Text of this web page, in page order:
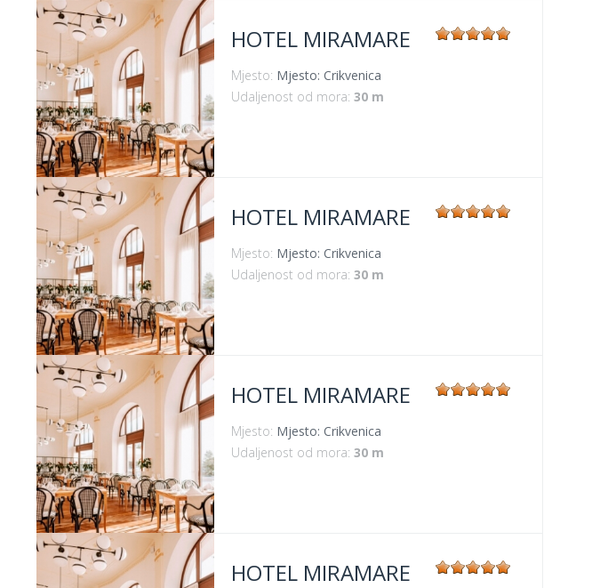
HOTEL MIRAMARE
Mjesto: Mjesto: Crikvenica
Udaljenost od mora: 30 m
HOTEL MIRAMARE
Mjesto: Mjesto: Crikvenica
Udaljenost od mora: 30 m
HOTEL MIRAMARE
Mjesto: Mjesto: Crikvenica
Udaljenost od mora: 30 m
HOTEL MIRAMARE